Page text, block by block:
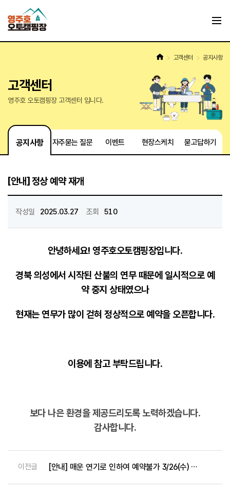
고객센터 공지사항
고객센터
영주호 오토캠핑장 고객센터 입니다.
공지사항 자주묻는 질문 이벤트 현장스케치 묻고답하기
[안내] 정상 예약 재개
작성일 2025.03.27 조회 510
안녕하세요! 영주호오토캠핑장입니다.
경북 의성에서 시작된 산불의 연무 때문에 일시적으로 예
약 중지 상태였으나
현재는 연무가 많이 걷혀 정상적으로 예약을 오픈합니다.
이용에 참고 부탁드립니다.
보다 나은 환경을 제공드리도록 노력하겠습니다.
감사합니다.
이전글 [안내] 매운 연기로 인하여 예약불가 3/26(수) - 3/28(금)